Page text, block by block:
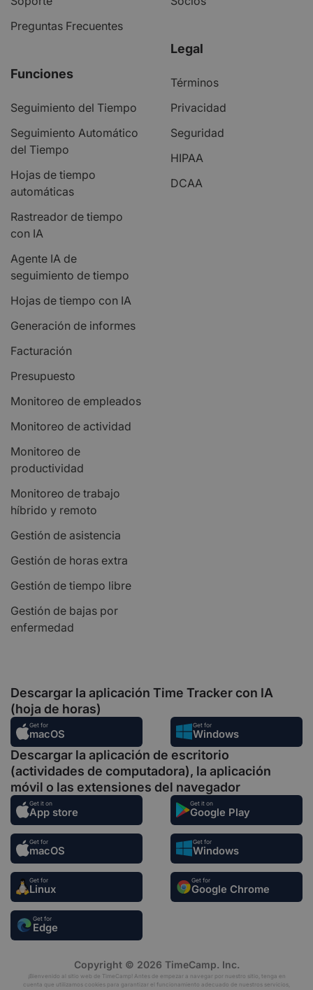
Preguntas Frecuentes
Funciones
Seguimiento del Tiempo
Seguimiento Automático
del Tiempo
Hojas de tiempo
automáticas
Rastreador de tiempo
con IA
Agente IA de
seguimiento de tiempo
Hojas de tiempo con IA
Generación de informes
Facturación
Presupuesto
Monitoreo de empleados
Monitoreo de actividad
Monitoreo de
productividad
Monitoreo de trabajo
híbrido y remoto
Gestión de asistencia
Gestión de horas extra
Gestión de tiempo libre
Gestión de bajas por
enfermedad
Legal
Términos
Privacidad
Seguridad
HIPAA
DCAA
Descargar la aplicación Time Tracker con IA
(hoja de horas)
Get for
macOS
Get for
Windows
Descargar la aplicación de escritorio
(actividades de computadora), la aplicación
móvil o las extensiones del navegador
Get it on
App store
Get it on
Google Play
Get for
macOS
Get for
Windows
Get for
Linux
Get for
Google Chrome
Get for
Edge
Copyright © 2026 TimeCamp. Inc.
¡Bienvenido al sitio web de TimeCamp! Antes de empezar a navegar por nuestro sitio, tenga en
cuenta que utilizamos cookies para garantizar el funcionamiento adecuado de nuestros servicios,